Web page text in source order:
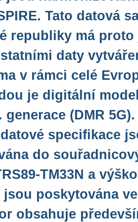
Tato datová
republiky má
daty
v rámci celé
je digitální
(DMR
specifikace
do
TM33N a
jsou poskytována
obsahuje